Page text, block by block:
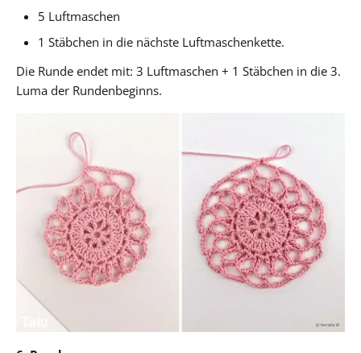
5 Luftmaschen
1 Stäbchen in die nächste Luftmaschenkette.
Die Runde endet mit: 3 Luftmaschen + 1 Stäbchen in die 3.
Luma der Rundenbeginns.